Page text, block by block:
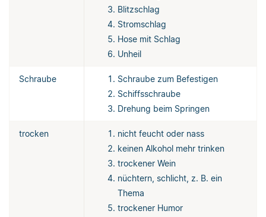
Blitzschlag
Stromschlag
Hose mit Schlag
Unheil
Schraube
Schraube zum Befestigen
Schiffsschraube
Drehung beim Springen
trocken
nicht feucht oder nass
keinen Alkohol mehr trinken
trockener Wein
nüchtern, schlicht, z. B. ein
Thema
trockener Humor